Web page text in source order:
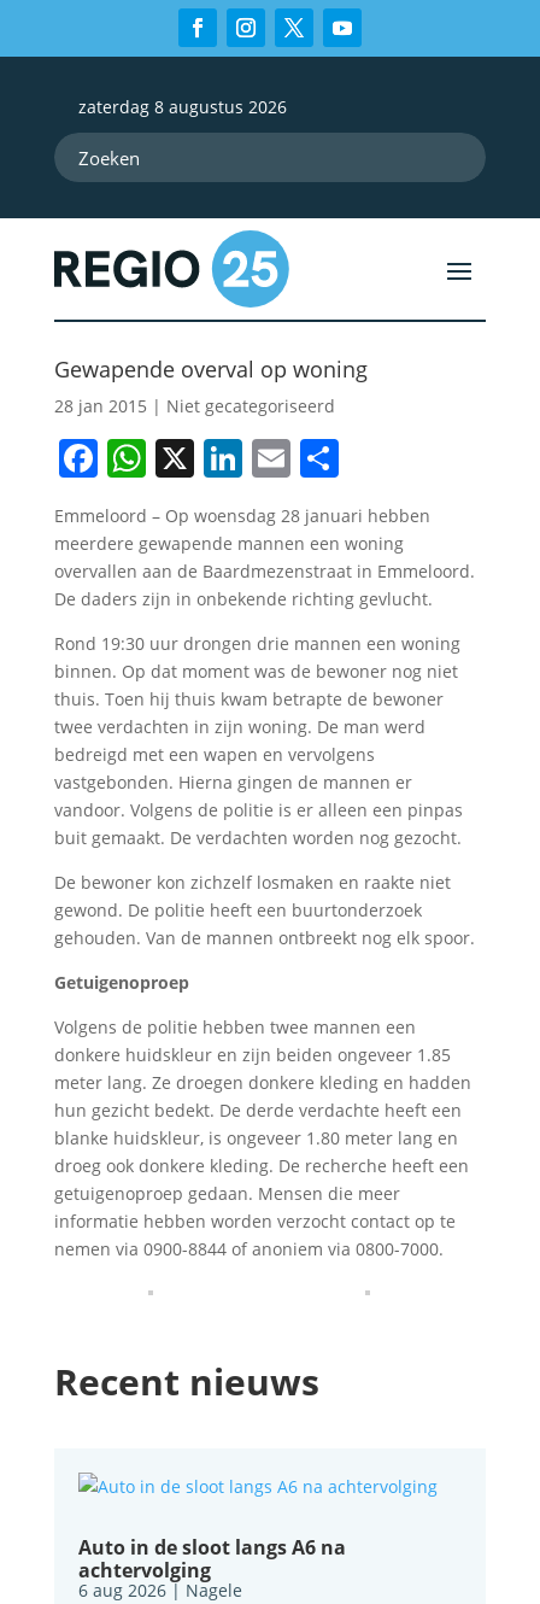
zaterdag 8 augustus 2026
Gewapende overval op woning
28 jan 2015 | Niet gecategoriseerd
Facebook
WhatsApp
X LinkedIn
EmailDelen
Emmeloord – Op woensdag 28 januari hebben
meerdere gewapende mannen een woning
overvallen aan de Baardmezenstraat in Emmeloord.
De daders zijn in onbekende richting gevlucht.
Rond 19:30 uur drongen drie mannen een woning
binnen. Op dat moment was de bewoner nog niet
thuis. Toen hij thuis kwam betrapte de bewoner
twee verdachten in zijn woning. De man werd
bedreigd met een wapen en vervolgens
vastgebonden. Hierna gingen de mannen er
vandoor. Volgens de politie is er alleen een pinpas
buit gemaakt. De verdachten worden nog gezocht.
De bewoner kon zichzelf losmaken en raakte niet
gewond. De politie heeft een buurtonderzoek
gehouden. Van de mannen ontbreekt nog elk spoor.
Getuigenoproep
Volgens de politie hebben twee mannen een
donkere huidskleur en zijn beiden ongeveer 1.85
meter lang. Ze droegen donkere kleding en hadden
hun gezicht bedekt. De derde verdachte heeft een
blanke huidskleur, is ongeveer 1.80 meter lang en
droeg ook donkere kleding. De recherche heeft een
getuigenoproep gedaan. Mensen die meer
informatie hebben worden verzocht contact op te
nemen via 0900-8844 of anoniem via 0800-7000.
Recent nieuws
Auto in de sloot langs A6 na
achtervolging
6 aug 2026| Nagele